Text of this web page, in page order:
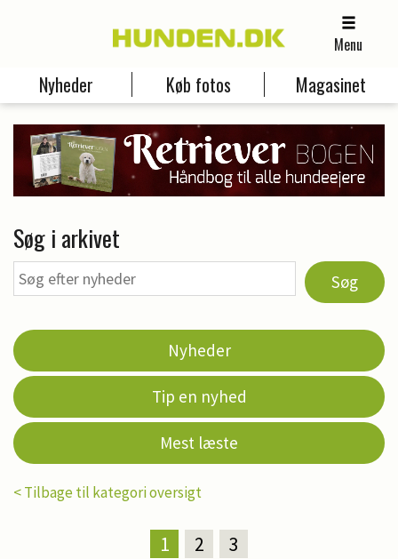
Menu
Nyheder Køb fotos Magasinet
Søg i arkivet
Søg
Nyheder
Tip en nyhed
Mest læste
< Tilbage til kategori oversigt
1 2 3